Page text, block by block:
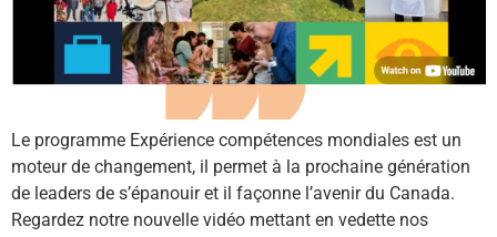
Le programme Expérience compétences mondiales est un
moteur de changement, il permet à la prochaine génération
de leaders de s’épanouir et il façonne l’avenir du Canada.
Regardez notre nouvelle vidéo mettant en vedette nos